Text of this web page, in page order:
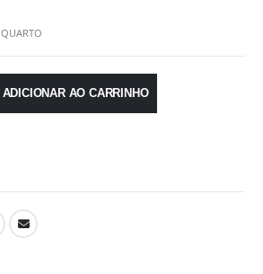
QUARTO
ADICIONAR AO CARRINHO